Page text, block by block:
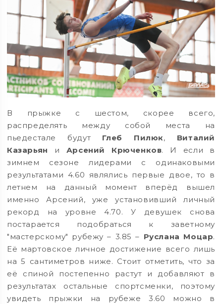
В прыжке с шестом, скорее всего,
распределять между собой места на
пьедестале будут Глеб Пилюк, Виталий
Казарьян и Арсений Крюченков. И если в
зимнем сезоне лидерами с одинаковыми
результатами 4.60 являлись первые двое, то в
летнем на данный момент вперёд вышел
именно Арсений, уже установивший личный
рекорд на уровне 4.70. У девушек снова
постарается подобраться к заветному
"мастерскому" рубежу – 3.85 – Руслана Моцар.
Её мартовское личное достижение всего лишь
на 5 сантиметров ниже. Стоит отметить, что за
её спиной постепенно растут и добавляют в
результатах остальные спортсменки, поэтому
увидеть прыжки на рубеже 3.60 можно в